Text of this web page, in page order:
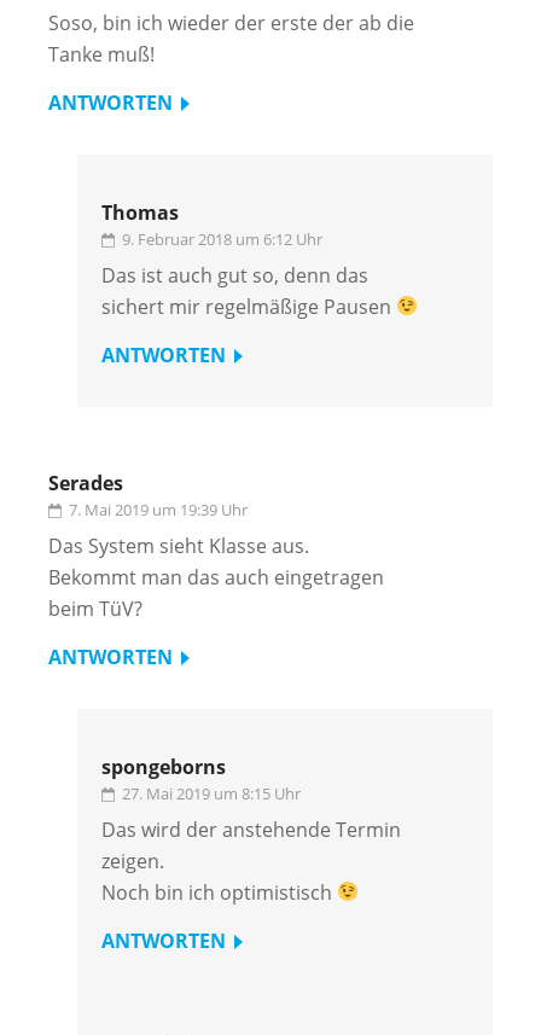
Soso, bin ich wieder der erste der ab die
Tanke muß!
ANTWORTEN
Thomas
9. Februar 2018 um 6:12 Uhr
Das ist auch gut so, denn das
sichert mir regelmäßige Pausen
ANTWORTEN
Serades
7. Mai 2019 um 19:39 Uhr
Das System sieht Klasse aus.
Bekommt man das auch eingetragen
beim TüV?
ANTWORTEN
spongeborns
27. Mai 2019 um 8:15 Uhr
Das wird der anstehende Termin
zeigen.
Noch bin ich optimistisch
ANTWORTEN